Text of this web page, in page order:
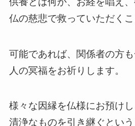
仏の慈悲で救っていただくこ
可能であれば、関係者の方
人の冥福をお祈りします。
様々な因縁を仏様にお預けし
清浄なものを引き継ぐという